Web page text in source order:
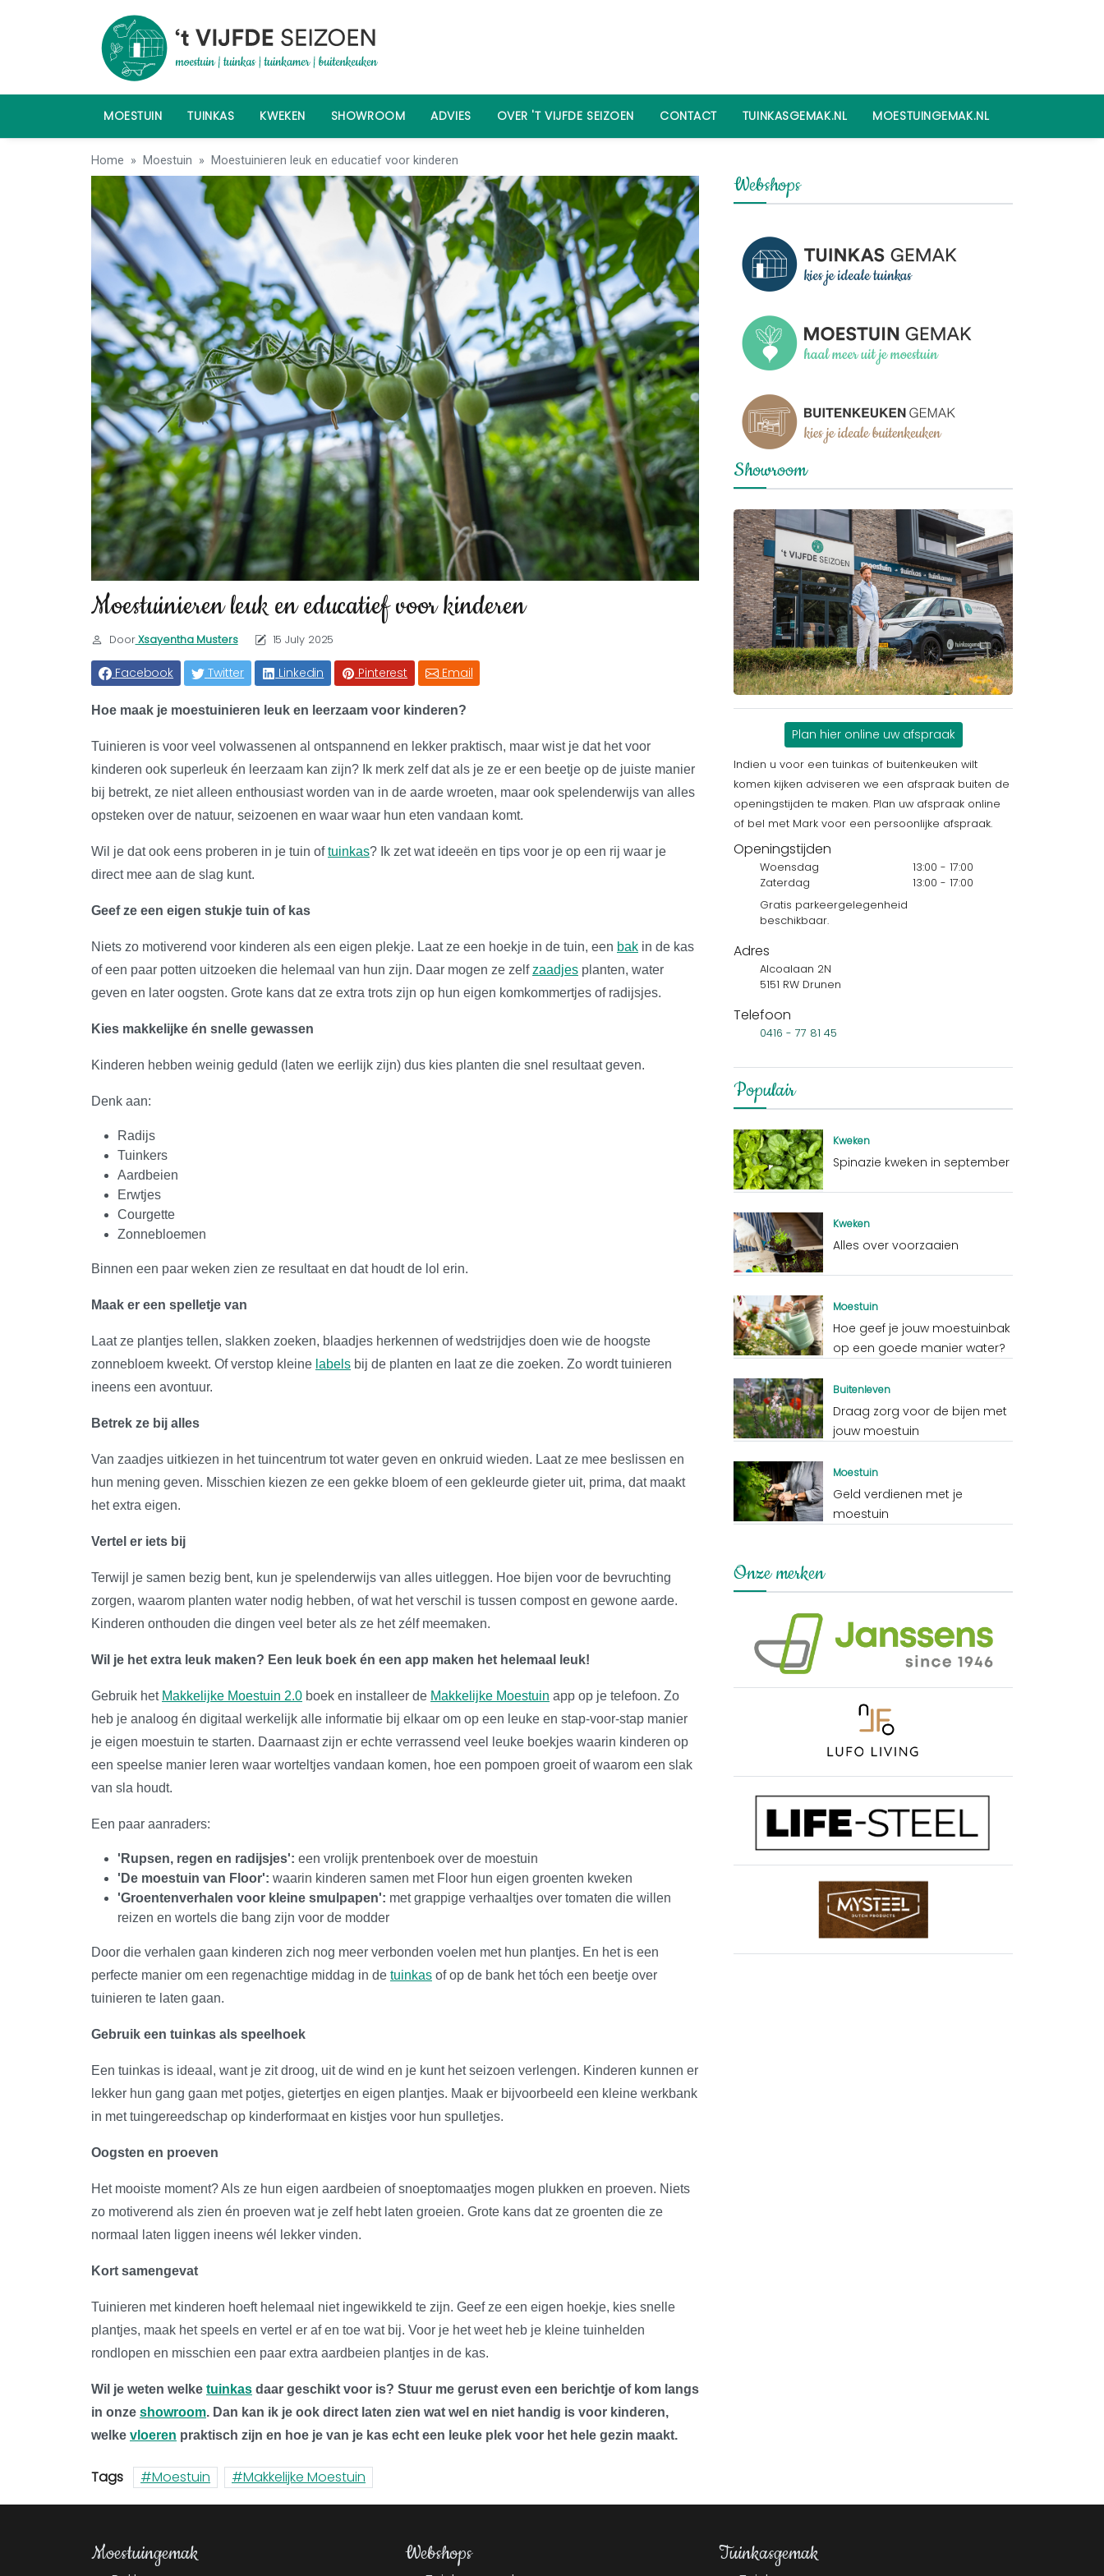
MOESTUIN TUINKAS KWEKEN SHOWROOM ADVIES OVER 'T VIJFDE SEIZOEN CONTACT TUINKASGEMAK.NL MOESTUINGEMAK.NL
Home Moestuin Moestuinieren leuk en educatief voor kinderen
Moestuinieren leuk en educatief voor kinderen
DoorXsayentha Musters 15 July 2025
Facebook Twitter Linkedin Pinterest Email
Hoe maak je moestuinieren leuk en leerzaam voor kinderen?
Tuinieren is voor veel volwassenen al ontspannend en lekker praktisch, maar wist je dat het voor
kinderen ook superleuk én leerzaam kan zijn? Ik merk zelf dat als je ze er een beetje op de juiste manier
bij betrekt, ze niet alleen enthousiast worden van in de aarde wroeten, maar ook spelenderwijs van alles
opsteken over de natuur, seizoenen en waar waar hun eten vandaan komt.
Wil je dat ook eens proberen in je tuin oftuinkas? Ik zet wat ideeën en tips voor je op een rij waar je
direct mee aan de slag kunt.
Geef ze een eigen stukje tuin of kas
Niets zo motiverend voor kinderen als een eigen plekje. Laat ze een hoekje in de tuin, een bak in de kas
of een paar potten uitzoeken die helemaal van hun zijn. Daar mogen ze zelfzaadjes planten, water
geven en later oogsten. Grote kans dat ze extra trots zijn op hun eigen komkommertjes of radijsjes.
Kies makkelijke én snelle gewassen
Kinderen hebben weinig geduld (laten we eerlijk zijn) dus kies planten die snel resultaat geven.
Denk aan:
Radijs
Tuinkers
Aardbeien
Erwtjes
Courgette
Zonnebloemen
Binnen een paar weken zien ze resultaat en dat houdt de lol erin.
Maak er een spelletje van
Laat ze plantjes tellen, slakken zoeken, blaadjes herkennen of wedstrijdjes doen wie de hoogste
zonnebloem kweekt. Of verstop kleine labels bij de planten en laat ze die zoeken. Zo wordt tuinieren
ineens een avontuur.
Betrek ze bij alles
Van zaadjes uitkiezen in het tuincentrum tot water geven en onkruid wieden. Laat ze mee beslissen en
hun mening geven. Misschien kiezen ze een gekke bloem of een gekleurde gieter uit, prima, dat maakt
het extra eigen.
Vertel er iets bij
Terwijl je samen bezig bent, kun je spelenderwijs van alles uitleggen. Hoe bijen voor de bevruchting
zorgen, waarom planten water nodig hebben, of wat het verschil is tussen compost en gewone aarde.
Kinderen onthouden die dingen veel beter als ze het zélf meemaken.
Wil je het extra leuk maken? Een leuk boek én een app maken het helemaal leuk!
Gebruik het Makkelijke Moestuin 2.0 boek en installeer de Makkelijke Moestuin app op je telefoon. Zo
heb je analoog én digitaal werkelijk alle informatie bij elkaar om op een leuke en stap-voor-stap manier
je eigen moestuin te starten. Daarnaast zijn er echte verrassend veel leuke boekjes waarin kinderen op
een speelse manier leren waar worteltjes vandaan komen, hoe een pompoen groeit of waarom een slak
van sla houdt.
Een paar aanraders:
'Rupsen, regen en radijsjes': een vrolijk prentenboek over de moestuin
'De moestuin van Floor': waarin kinderen samen met Floor hun eigen groenten kweken
'Groentenverhalen voor kleine smulpapen': met grappige verhaaltjes over tomaten die willen
reizen en wortels die bang zijn voor de modder
Door die verhalen gaan kinderen zich nog meer verbonden voelen met hun plantjes. En het is een
perfecte manier om een regenachtige middag in de tuinkas of op de bank het tóch een beetje over
tuinieren te laten gaan.
Gebruik een tuinkas als speelhoek
Een tuinkas is ideaal, want je zit droog, uit de wind en je kunt het seizoen verlengen. Kinderen kunnen er
lekker hun gang gaan met potjes, gietertjes en eigen plantjes. Maak er bijvoorbeeld een kleine werkbank
in met tuingereedschap op kinderformaat en kistjes voor hun spulletjes.
Oogsten en proeven
Het mooiste moment? Als ze hun eigen aardbeien of snoeptomaatjes mogen plukken en proeven. Niets
zo motiverend als zien én proeven wat je zelf hebt laten groeien. Grote kans dat ze groenten die ze
normaal laten liggen ineens wél lekker vinden.
Kort samengevat
Tuinieren met kinderen hoeft helemaal niet ingewikkeld te zijn. Geef ze een eigen hoekje, kies snelle
plantjes, maak het speels en vertel er af en toe wat bij. Voor je het weet heb je kleine tuinhelden
rondlopen en misschien een paar extra aardbeien plantjes in de kas.
Wil je weten welke tuinkas daar geschikt voor is? Stuur me gerust even een berichtje of kom langs
in onze showroom. Dan kan ik je ook direct laten zien wat wel en niet handig is voor kinderen,
welke vloeren praktisch zijn en hoe je van je kas echt een leuke plek voor het hele gezin maakt.
Tags Moestuin Makkelijke Moestuin
Webshops
Showroom
Plan hier online uw afspraak
Indien u voor een tuinkas of buitenkeuken wilt
komen kijken adviseren we een afspraak buiten de
openingstijden te maken. Plan uw afspraak online
of bel met Mark voor een persoonlijke afspraak.
Openingstijden
Woensdag
13:00 - 17:00
Zaterdag
13:00 - 17:00
Gratis parkeergelegenheid
beschikbaar.
Adres
Alcoalaan 2N
5151 RW Drunen
Telefoon
0416 - 77 81 45
Populair
Kweken
Spinazie kweken in september
Kweken
Alles over voorzaaien
Moestuin
Hoe geef je jouw moestuinbak
op een goede manier water?
Buitenleven
Draag zorg voor de bijen met
jouw moestuin
Moestuin
Geld verdienen met je
moestuin
Onze merken
Moestuingemak Webshops Tuinkasgemak